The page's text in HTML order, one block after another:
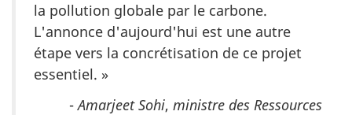
la pollution globale par le carbone.
L'annonce d'aujourd'hui est une autre
étape vers la concrétisation de ce projet
essentiel. »
-Amarjeet Sohi, ministre des Ressources